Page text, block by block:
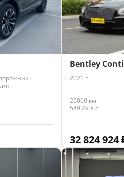
Bentley
2021 г.
26000 км.
549.29 л.с.
32 824 924